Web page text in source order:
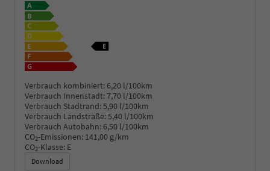
Verbrauch kombiniert: 6,20 l/100km
Verbrauch Innenstadt:7,70 l/100km
Verbrauch Stadtrand:5,90 l/100km
Verbrauch Landstraße:5,40 l/100km
Verbrauch Autobahn: 6,50 l/100km
CO2-Emissionen: 141,00 g/km
CO2-Klasse: E
Download